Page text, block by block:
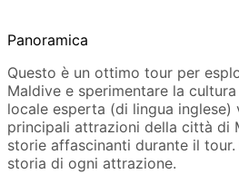
Panoramica
Questo è un ottimo tour per
Maldive e sperimentare la
locale esperta (di lingua inglese)
principali attrazioni della città di
storie affascinanti durante il
storia di ogni attrazione.